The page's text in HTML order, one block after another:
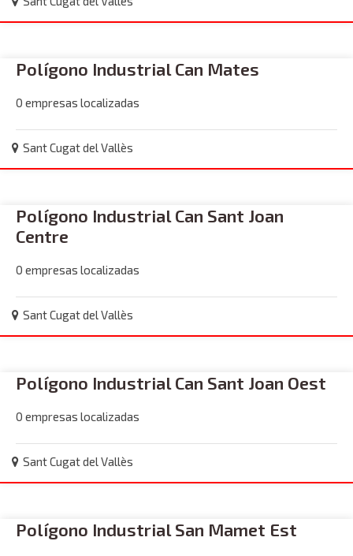
Polígono Industrial Can Mates
0 empresas localizadas
Sant Cugat del Vallès
Polígono Industrial Can Sant Joan
Centre
0 empresas localizadas
Sant Cugat del Vallès
Polígono Industrial Can Sant Joan Oest
0 empresas localizadas
Sant Cugat del Vallès
Polígono Industrial San Mamet Est